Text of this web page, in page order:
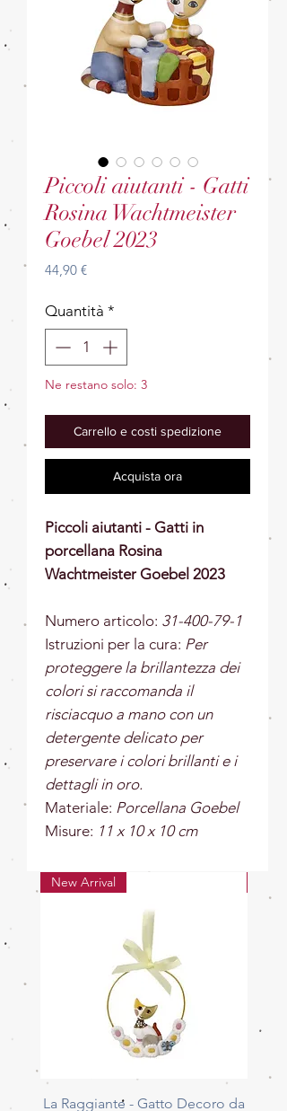
Piccoli aiutanti - Gatti
Rosina Wachtmeister
Goebel 2023
44,90 €Prezzo
Quantità *
Ne restano solo: 3
Carrello e costi spedizione
Acquista ora
Piccoli aiutanti - Gatti in
porcellana Rosina
Wachtmeister Goebel 2023
Numero articolo: 31-400-79-1
Istruzioni per la cura: Per
proteggere la brillantezza dei
colori si raccomanda il
risciacquo a mano con un
detergente delicato per
preservare i colori brillanti e i
dettagli in oro.
Materiale: Porcellana Goebel
Misure: 11 x 10 x 10 cm
New Arrival
La Raggiante - Gatto Decoro da